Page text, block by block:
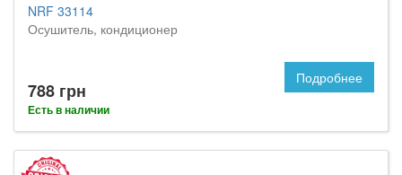
NRF 33114
Осушитель, кондиционер
788 грн
Есть в наличии
Подробнее